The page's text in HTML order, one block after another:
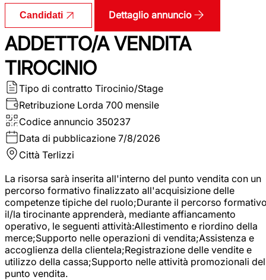
Candidati Dettaglio annuncio
ADDETTO/A VENDITA
TIROCINIO
Tipo di contratto Tirocinio/Stage
Retribuzione Lorda 700 mensile
Codice annuncio 350237
Data di pubblicazione 7/8/2026
Città Terlizzi
La risorsa sarà inserita all'interno del punto vendita con un
percorso formativo finalizzato all'acquisizione delle
competenze tipiche del ruolo;Durante il percorso
il/la tirocinante apprenderà, mediante affiancamento
operativo, le seguenti attività:Allestimento e riordino della
merce;Supporto nelle operazioni di vendita;Assistenza e
accoglienza della clientela;Registrazione delle vendite e
utilizzo della cassa;Supporto nelle attività promozionali del
punto vendita.